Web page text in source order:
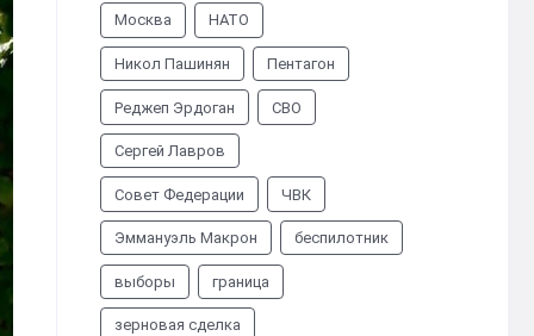
Москва НАТО
Никол Пашинян Пентагон
Реджеп Эрдоган СВО
Сергей Лавров
Совет Федерации ЧВК
Эммануэль Макрон беспилотник
выборы граница
зерновая сделка